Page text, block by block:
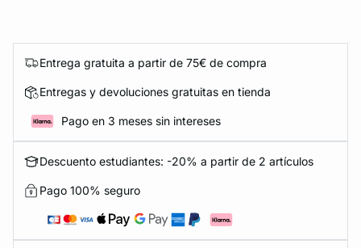
Entrega gratuita a partir de 75€ de compra
Entregas y devoluciones gratuitas en tienda
Pago en 3 meses sin intereses
Descuento estudiantes: -20% a partir de 2 artículos
Pago 100% seguro